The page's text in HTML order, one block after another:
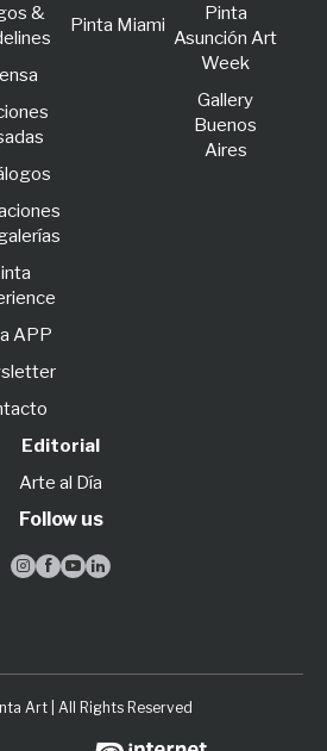
&
APP
Pinta Miami
Pinta
Asunción Art
Week
Gallery
Buenos
Aires
Editorial
Arte al Día
Follow us
   
Art | All Rights Reserved